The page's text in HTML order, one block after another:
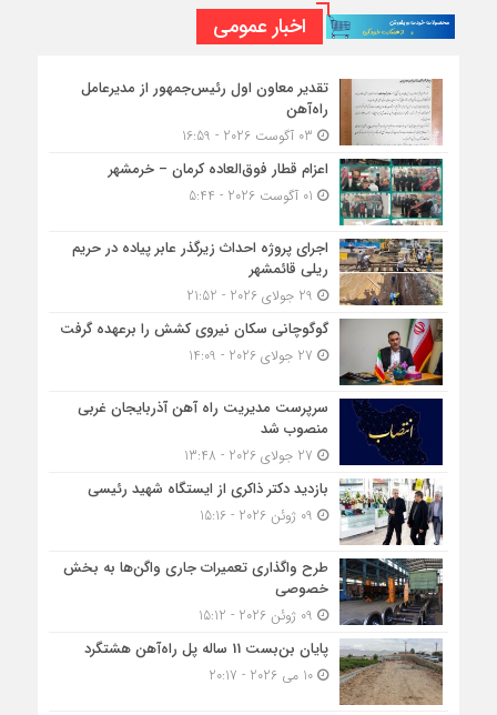
اخبار عمومی
تقدیر معاون اول رئیس‌جمهور از مدیرعامل
راه‌آهن
اعزام قطار فوق‌العاده کرمان – خرمشهر
اجرای پروژه احداث زیرگذر عابر پیاده در حریم
ریلی قائمشهر
گوگوچانی سکان نیروی کشش را برعهده گرفت
سرپرست مدیریت راه آهن آذربایجان غربی
منصوب شد
بازدید دکتر ذاکری از ایستگاه شهید رئیسی
طرح واگذاری تعمیرات جاری واگن‌ها به بخش
خصوصی
پایان بن‌بست 11 ساله پل راه‌آهن هشتگرد
10 می 2026 - 20:17